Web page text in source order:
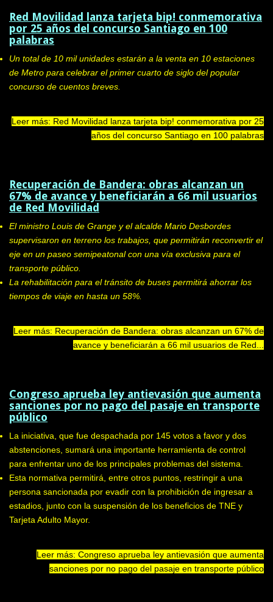
Red Movilidad lanza tarjeta bip! conmemorativa
por 25 años del concurso Santiago en 100
palabras
Un total de 10 mil unidades estarán a la venta en 10 estaciones
de Metro para celebrar el primer cuarto de siglo del popular
concurso de cuentos breves.
Leer más: Red Movilidad lanza tarjeta bip! conmemorativa por 25
años del concurso Santiago en 100 palabras
Recuperación de Bandera: obras alcanzan un
67% de avance y beneficiarán a 66 mil usuarios
de Red Movilidad
El ministro Louis de Grange y el alcalde Mario Desbordes
supervisaron en terreno los trabajos, que permitirán reconvertir el
eje en un paseo semipeatonal con una vía exclusiva para el
transporte público.
La rehabilitación para el tránsito de buses permitirá ahorrar los
tiempos de viaje en hasta un 58%.
Leer más: Recuperación de Bandera: obras alcanzan un 67% de
avance y beneficiarán a 66 mil usuarios de Red...
Congreso aprueba ley antievasión que aumenta
sanciones por no pago del pasaje en transporte
público
La iniciativa, que fue despachada por 145 votos a favor y dos
abstenciones, sumará una importante herramienta de control
para enfrentar uno de los principales problemas del sistema.
Esta normativa permitirá, entre otros puntos, restringir a una
persona sancionada por evadir con la prohibición de ingresar a
estadios, junto con la suspensión de los beneficios de TNE y
Tarjeta Adulto Mayor.
Leer más: Congreso aprueba ley antievasión que aumenta
sanciones por no pago del pasaje en transporte público